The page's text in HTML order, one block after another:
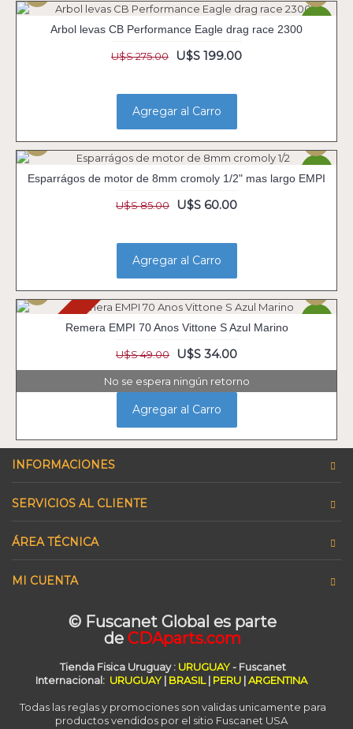
Arbol levas CB Performance Eagle drag race 2300
U$S 275.00 U$S 199.00
Agregar al Carro
Esparrágos de motor de 8mm cromoly 1/2" mas largo EMPI
U$S 85.00 U$S 60.00
Agregar al Carro
AgotadoRemera EMPI 70 Anos Vittone S Azul Marino
U$S 49.00 U$S 34.00
No se espera ningún retorno
Agregar al Carro
INFORMACIONES
SERVICIOS AL CLIENTE
ÁREA TÉCNICA
MI CUENTA
© Fuscanet Global es parte
de CDAparts.com
Tienda Fisica Uruguay: URUGUAY- Fuscanet
Internacional: URUGUAY | BRASIL| PERU |ARGENTINA
Todas las reglas y promociones son validas unicamente para
productos vendidos por el sitio Fuscanet USA